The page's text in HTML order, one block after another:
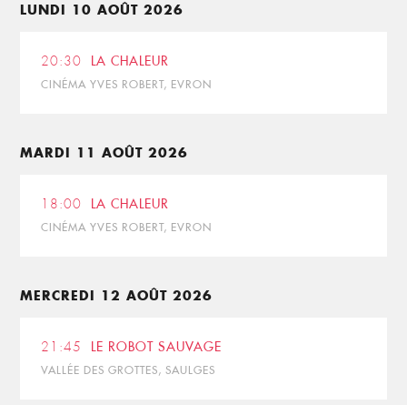
LUNDI 10 AOÛT 2026
20:30 LA CHALEUR
CINÉMA YVES ROBERT, EVRON
MARDI 11 AOÛT 2026
18:00 LA CHALEUR
CINÉMA YVES ROBERT, EVRON
MERCREDI 12 AOÛT 2026
21:45 LE ROBOT SAUVAGE
VALLÉE DES GROTTES, SAULGES